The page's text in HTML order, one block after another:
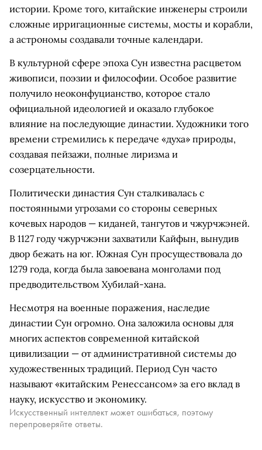
истории. Кроме того, китайские инженеры строили
сложные ирригационные системы, мосты и корабли,
а астрономы создавали точные календари.
В культурной сфере эпоха Сун известна расцветом
живописи, поэзии и философии. Особое развитие
получило неоконфуцианство, которое стало
официальной идеологией и оказало глубокое
влияние на последующие династии. Художники того
времени стремились к передаче «духа» природы,
создавая пейзажи, полные лиризма и
созерцательности.
Политически династия Сун сталкивалась с
постоянными угрозами со стороны северных
кочевых народов — киданей, тангутов и чжурчжэней.
В 1127 году чжурчжэни захватили Кайфын, вынудив
двор бежать на юг. Южная Сун просуществовала до
1279 года, когда была завоевана монголами под
предводительством Хубилай-хана.
Несмотря на военные поражения, наследие
династии Сун огромно. Она заложила основы для
многих аспектов современной китайской
цивилизации — от административной системы до
художественных традиций. Период Сун часто
называют «китайским Ренессансом» за его вклад в
науку, искусство и экономику.
Искусственный интеллект может ошибаться, поэтому
перепроверяйте ответы.